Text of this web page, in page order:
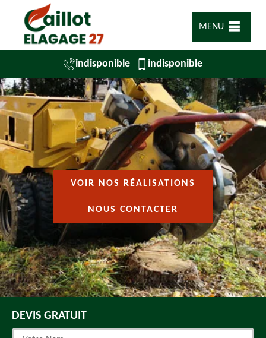
MENU
indisponible indisponible
VOIR NOS RÉALISATIONS
NOUS CONTACTER
DEVIS GRATUIT